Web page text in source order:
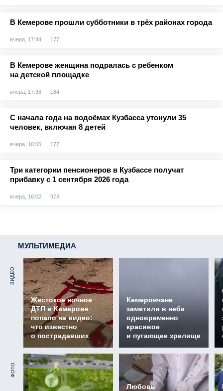
В Кемерове прошли субботники в трёх районах города
вчера, 17:44 177
В Кемерове женщина подралась с ребенком
на детской площадке
вчера, 17:38 184
С начала года на водоёмах Кузбасса утонули 35
человек, включая 8 детей
вчера, 16:05 177
Три категории пенсионеров в Кузбассе получат
прибавку с 1 сентября 2026 года
вчера, 16:02 973
МУЛЬТИМЕДИА
ВИДЕО
Жестокое ночное
ДТП в Кемерове
попало на видео:
что известно
о пострадавших
Кемеровчане
заметили в небе
одновременно
красивое
и пугающее зрелище
ФОТО
Любовь